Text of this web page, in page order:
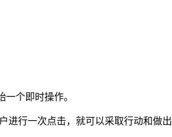
个即时操作。
进行一次点击，就可以采取行动和做出